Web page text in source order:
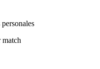
match